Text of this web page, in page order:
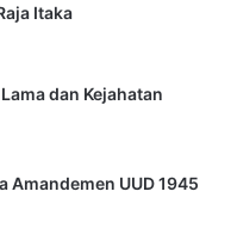
Itaka
dan Kejahatan
Amandemen UUD 1945